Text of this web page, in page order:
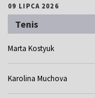
09 LIPCA 2026
Tenis
Marta Kostyuk
Karolina Muchova